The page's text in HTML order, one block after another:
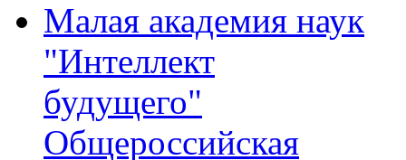
Малая академия наук
"Интеллект
будущего"
Общероссийская